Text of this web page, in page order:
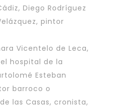
Diego Rodríguez
pintor
Vicentelo de Leca,
hospital de la
Esteban
barroco o
las Casas, cronista,